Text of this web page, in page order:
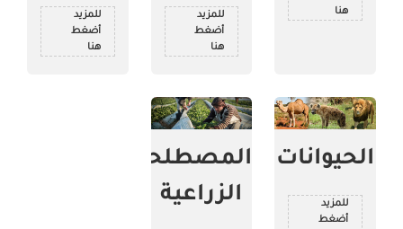
هنا
للمزيد
أضغط
هنا
للمزيد
أضغط
هنا
الحيوانات
للمزيد
أضغط
المصطلحات
الزراعية